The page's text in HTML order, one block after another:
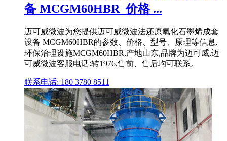
备 MCGM60HBR_价格 ...
迈可威微波为您提供迈可威微波法还原氧化石墨烯成套
设备 MCGM60HBR的参数、价格、型号、原理等信息,
环保治理设施MCGM60HBR,产地山东,品牌为迈可威,迈
可威微波客服电话:转1976,售前、售后均可联系。
联系电话: 180 3780 8511